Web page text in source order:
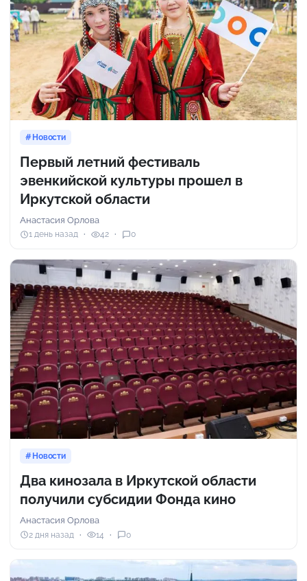
Новости
Первый летний фестиваль
эвенкийской культуры прошел в
Иркутской области
Анастасия Орлова
1 день назад 42 0
Новости
Два кинозала в Иркутской области
получили субсидии Фонда кино
Анастасия Орлова
2 дня назад 14 0